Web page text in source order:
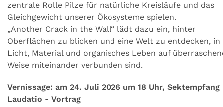
zentrale Rolle Pilze für natürliche Kreisläufe und das
Gleichgewicht unserer Ökosysteme spielen.
„Another Crack in the Wall“ lädt dazu ein, hinter
Oberflächen zu blicken und eine Welt zu entdecken, in
Licht, Material und organisches Leben auf
Weise miteinander verbunden sind.
Vernissage: am 24. Juli 2026 um 18 Uhr, Sektempfang
Laudatio - Vortrag